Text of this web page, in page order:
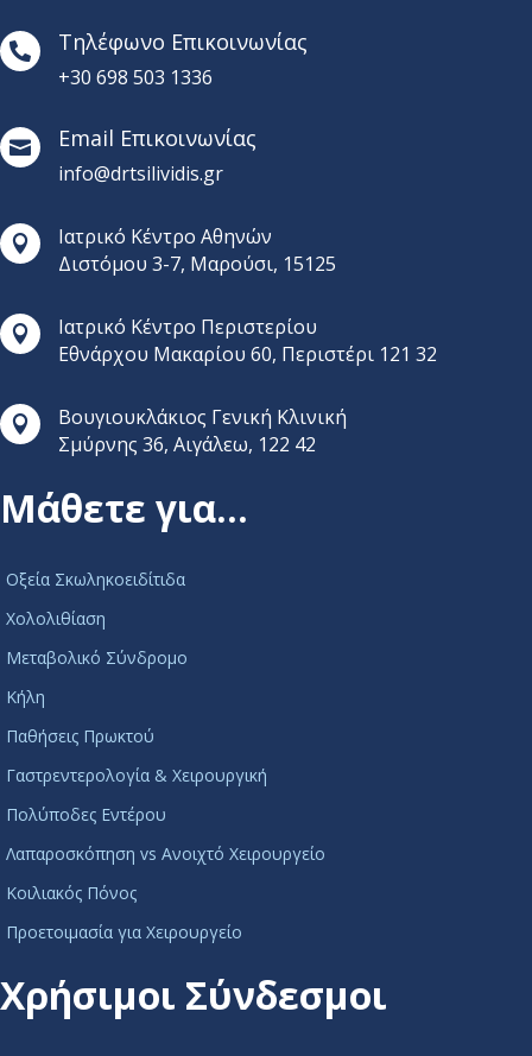
 Τηλέφωνο Επικοινωνίας
+30 698 503 1336
 Email Επικοινωνίας
info@drtsilividis.gr

Ιατρικό Κέντρο Αθηνών
Διστόμου 3-7, Μαρούσι, 15125

Ιατρικό Κέντρο Περιστερίου
Εθνάρχου Μακαρίου 60, Περιστέρι 121 32

Βουγιουκλάκιος Γενική Κλινική
Σμύρνης 36, Αιγάλεω, 122 42
Μάθετε για…
Οξεία Σκωληκοειδίτιδα
Χολολιθίαση
Μεταβολικό Σύνδρομο
Κήλη
Παθήσεις Πρωκτού
Γαστρεντερολογία & Χειρουργική
Πολύποδες Εντέρου
Λαπαροσκόπηση vs Ανοιχτό Χειρουργείο
Κοιλιακός Πόνος
Προετοιμασία για Χειρουργείο
Χρήσιμοι Σύνδεσμοι